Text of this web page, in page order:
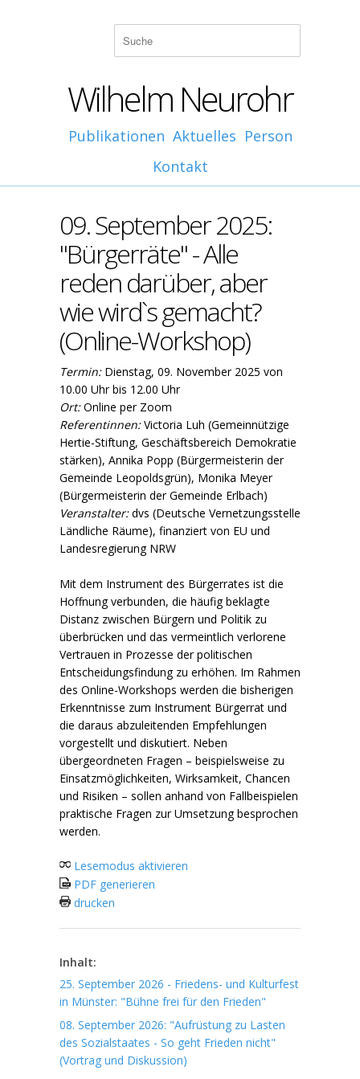
Wilhelm Neurohr
Publikationen Aktuelles Person
Kontakt
09. September 2025:
"Bürgerräte" - Alle
reden darüber, aber
wie wird`s gemacht?
(Online-Workshop)
Termin:Dienstag, 09. November 2025 von
10.00 Uhr bis 12.00 Uhr
Ort:Online per Zoom
Referentinnen:Victoria Luh (Gemeinnützige
Hertie-Stiftung, Geschäftsbereich Demokratie
stärken), Annika Popp (Bürgermeisterin der
Gemeinde Leopoldsgrün), Monika Meyer
(Bürgermeisterin der Gemeinde Erlbach)
Veranstalter:dvs (Deutsche Vernetzungsstelle
Ländliche Räume), finanziert von EU und
Landesregierung NRW
Mit dem Instrument des Bürgerrates ist die
Hoffnung verbunden, die häufig beklagte
Distanz zwischen Bürgern und Politik zu
überbrücken und das vermeintlich verlorene
Vertrauen in Prozesse der politischen
Entscheidungsfindung zu erhöhen. Im Rahmen
des Online-Workshops werden die bisherigen
Erkenntnisse zum Instrument Bürgerrat und
die daraus abzuleitenden Empfehlungen
vorgestellt und diskutiert. Neben
übergeordneten Fragen – beispielsweise zu
Einsatzmöglichkeiten, Wirksamkeit, Chancen
und Risiken – sollen anhand von Fallbeispielen
praktische Fragen zur Umsetzung besprochen
werden.
Lesemodus aktivieren
PDF generieren
drucken
Inhalt:
25. September 2026 - Friedens- und Kulturfest
in Münster: "Bühne frei für den Frieden"
08. September 2026: "Aufrüstung zu Lasten
des Sozialstaates - So geht Frieden nicht"
(Vortrag und Diskussion)